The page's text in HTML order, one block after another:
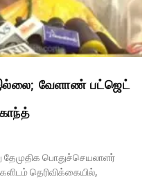
இல்லை; வேளாண் பட்ஜெட்
பொதுச்செயலாளர்
தெரிவிக்கையில்,